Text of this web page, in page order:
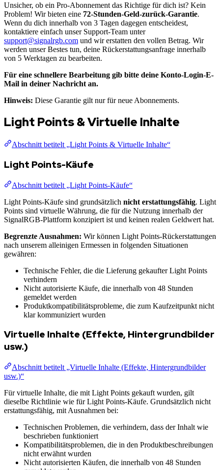
Unsicher, ob ein Pro-Abonnement das Richtige für dich ist? Kein
Problem! Wir bieten eine 72-Stunden-Geld-zurück-Garantie.
Wenn du dich innerhalb von 3 Tagen dagegen entscheidest,
kontaktiere einfach unser Support-Team unter
support@signalrgb.com und wir erstatten den vollen Betrag. Wir
werden unser Bestes tun, deine Rückerstattungsanfrage innerhalb
von 5 Werktagen zu bearbeiten.
Für eine schnellere Bearbeitung gib bitte deine Konto-Login-E-
Mail in deiner Nachricht an.
Hinweis: Diese Garantie gilt nur für neue Abonnements.
Light Points & Virtuelle Inhalte
Abschnitt betitelt „Light Points & Virtuelle Inhalte“
Light Points-Käufe
Abschnitt betitelt „Light Points-Käufe“
Light Points-Käufe sind grundsätzlich nicht erstattungsfähig. Light
Points sind virtuelle Währung, die für die Nutzung innerhalb der
SignalRGB-Plattform konzipiert ist und keinen realen Geldwert hat.
Begrenzte Ausnahmen: Wir können Light Points-Rückerstattungen
nach unserem alleinigen Ermessen in folgenden Situationen
gewähren:
Technische Fehler, die die Lieferung gekaufter Light Points
verhindern
Nicht autorisierte Käufe, die innerhalb von 48 Stunden
gemeldet werden
Produktkompatibilitätsprobleme, die zum Kaufzeitpunkt nicht
klar kommuniziert wurden
Virtuelle Inhalte (Effekte, Hintergrundbilder
usw.)
Abschnitt betitelt „Virtuelle Inhalte (Effekte, Hintergrundbilder
usw.)“
Für virtuelle Inhalte, die mit Light Points gekauft wurden, gilt
dieselbe Richtlinie wie für Light Points-Käufe. Grundsätzlich nicht
erstattungsfähig, mit Ausnahmen bei:
Technischen Problemen, die verhindern, dass der Inhalt wie
beschrieben funktioniert
Kompatibilitätsproblemen, die in den Produktbeschreibungen
nicht erwähnt wurden
Nicht autorisierten Käufen, die innerhalb von 48 Stunden